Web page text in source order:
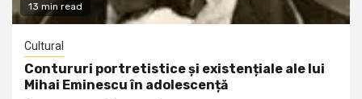
13 min read
Cultural
Contururi portretistice și existențiale ale lui
Mihai Eminescu în adolescență